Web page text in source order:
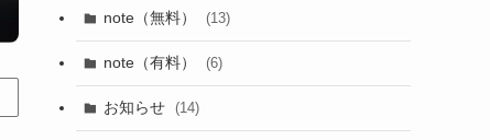
note（無料） (13)
note（有料） (6)
お知らせ (14)